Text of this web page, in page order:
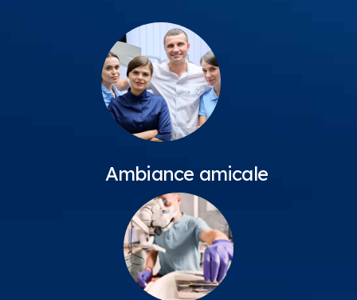
Ambiance amicale